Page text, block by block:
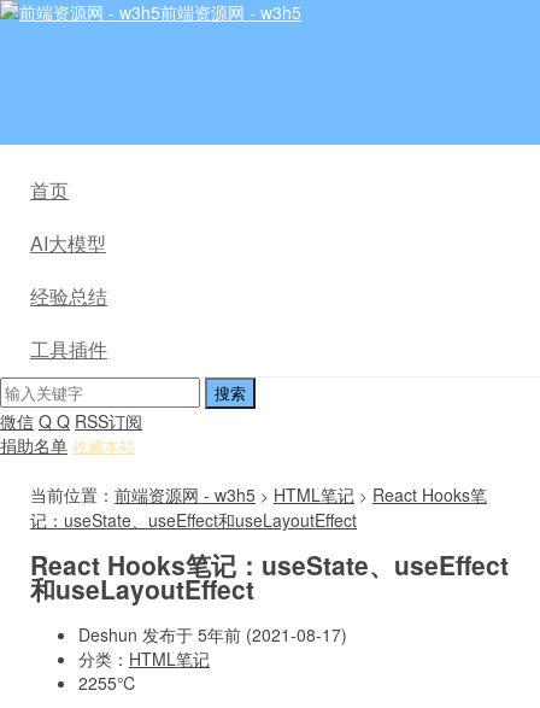
前端资源网 - w3h5
首页
AI大模型
经验总结
工具插件
微信 Q Q RSS订阅
捐助名单 收藏本站
当前位置： 前端资源网 - w3h5 > HTML笔记 > React Hooks笔
记：useState、useEffect和useLayoutEffect
React Hooks笔记：useState、useEffect
和useLayoutEffect
Deshun 发布于 5年前 (2021-08-17)
分类： HTML笔记
2255℃